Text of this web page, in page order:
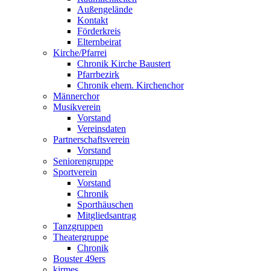
Außengelände
Kontakt
Förderkreis
Elternbeirat
Kirche/Pfarrei
Chronik Kirche Baustert
Pfarrbezirk
Chronik ehem. Kirchenchor
Männerchor
Musikverein
Vorstand
Vereinsdaten
Partnerschaftsverein
Vorstand
Seniorengruppe
Sportverein
Vorstand
Chronik
Sporthäuschen
Mitgliedsantrag
Tanzgruppen
Theatergruppe
Chronik
Bouster 49ers